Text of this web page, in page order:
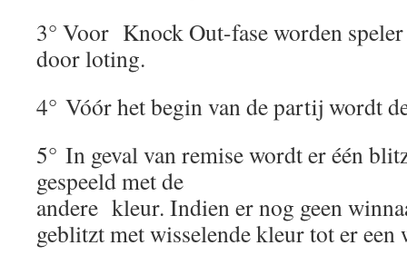
3° Voor Knock Out-fase worden speler
door loting.
4° Vóór het begin van de partij wordt
5° In geval van remise wordt er één
gespeeld met de
andere kleur. Indien er nog geen
geblitzt met wisselende kleur tot er